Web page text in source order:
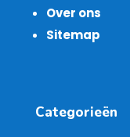
Over ons
Sitemap
Categorieën